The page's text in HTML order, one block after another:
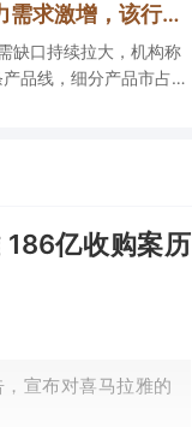
【盘中宝】全球投资共振上行+AI算力需求激增，该行业供需缺口持续拉大，机构称相关板块整体估值已处低位，这家企业细分产品市占率第一
缺口持续拉大，机构称
品线，细分产品市占率
186亿收购案历
宣布对喜马拉雅的